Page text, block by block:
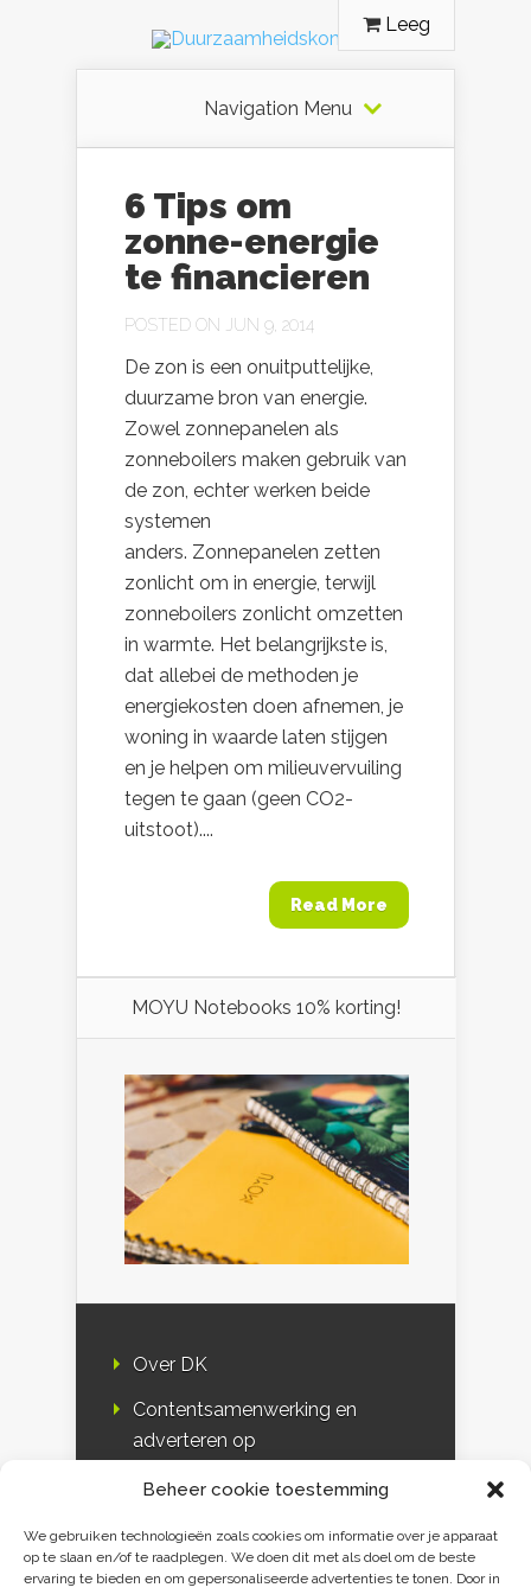
Beheer cookie toestemming
We gebruiken technologieën zoals cookies om informatie over je apparaat
op te slaan en/of te raadplegen. We doen dit met als doel om de beste
ervaring te bieden en om gepersonaliseerde advertenties te tonen. Door in
Leeg
Navigation Menu
6 Tips om
zonne-energie
te financieren
POSTED ON JUN 9, 2014
De zon is een onuitputtelijke,
duurzame bron van energie.
Zowel zonnepanelen als
zonneboilers maken gebruik van
de zon, echter werken beide
systemen
anders. Zonnepanelen zetten
zonlicht om in energie, terwijl
zonneboilers zonlicht omzetten
in warmte. Het belangrijkste is,
dat allebei de methoden je
energiekosten doen afnemen, je
woning in waarde laten stijgen
en je helpen om milieuvervuiling
tegen te gaan (geen CO2-
uitstoot)....
Read More
MOYU Notebooks 10% korting!
Over DK
Contentsamenwerking en
adverteren op
DK & media